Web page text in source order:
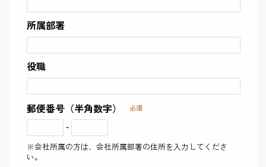
所属部署
役職
郵便番号（半角数字） 必須
-
※会社所属の方は、会社所属部署の住所を入力してくださ
い。